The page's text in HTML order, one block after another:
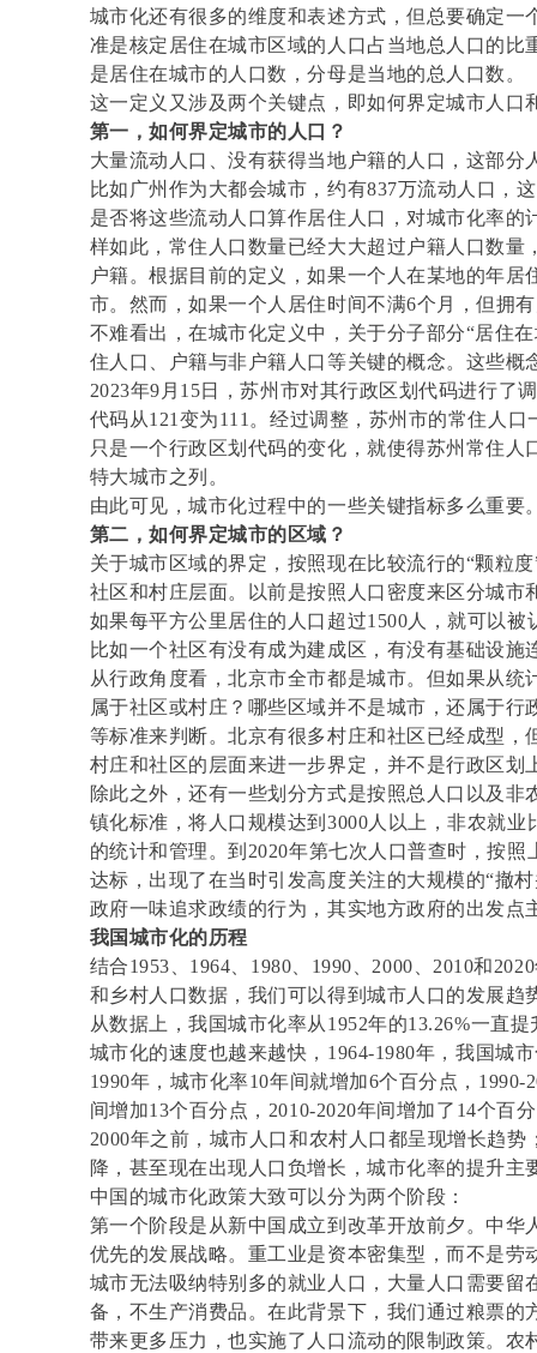
城市化还有很多的维度和表述方式，但总要确定
准是核定居住在城市区域的人口占当地总人口的
是居住在城市的人口数，分母是当地的总人口数。
这一定义又涉及两个关键点，即如何界定城市人口
第一，如何界定城市的人口？
大量流动人口、没有获得当地户籍的人口，这部分
比如广州作为大都会城市，约有837万流动人口，
是否将这些流动人口算作居住人口，对城市化率
样如此，常住人口数量已经大大超过户籍人口数量
户籍。根据目前的定义，如果一个人在某地的年
市。然而，如果一个人居住时间不满6个月，但拥
不难看出，在城市化定义中，关于分子部分“居住
住人口、户籍与非户籍人口等关键的概念。这些
2023年9月15日，苏州市对其行政区划代码进行了
代码从121变为111。经过调整，苏州市的常住人
只是一个行政区划代码的变化，就使得苏州常住
特大城市之列。
由此可见，城市化过程中的一些关键指标多么重要
第二，如何界定城市的区域？
关于城市区域的界定，按照现在比较流行的“颗粒
社区和村庄层面。以前是按照人口密度来区分城
如果每平方公里居住的人口超过1500人，就可以
比如一个社区有没有成为建成区，有没有基础设
从行政角度看，北京市全市都是城市。但如果从
属于社区或村庄？哪些区域并不是城市，还属于
等标准来判断。北京有很多村庄和社区已经成型
村庄和社区的层面来进一步界定，并不是行政区划
除此之外，还有一些划分方式是按照总人口以及
镇化标准，将人口规模达到3000人以上，非农就
的统计和管理。到2020年第七次人口普查时，按
达标，出现了在当时引发高度关注的大规模的“撤
政府一味追求政绩的行为，其实地方政府的出发点
我国城市化的历程
结合1953、1964、1980、1990、2000、2010和
和乡村人口数据，我们可以得到城市人口的发展趋
从数据上，我国城市化率从1952年的13.26%一直提
城市化的速度也越来越快，1964-1980年，我国城
1990年，城市化率10年间就增加6个百分点，1990-
间增加13个百分点，2010-2020年间增加了14个百
2000年之前，城市人口和农村人口都呈现增长趋
降，甚至现在出现人口负增长，城市化率的提升
中国的城市化政策大致可以分为两个阶段：
第一个阶段是从新中国成立到改革开放前夕。中
优先的发展战略。重工业是资本密集型，而不是
城市无法吸纳特别多的就业人口，大量人口需要
备，不生产消费品。在此背景下，我们通过粮票
带来更多压力，也实施了人口流动的限制政策。